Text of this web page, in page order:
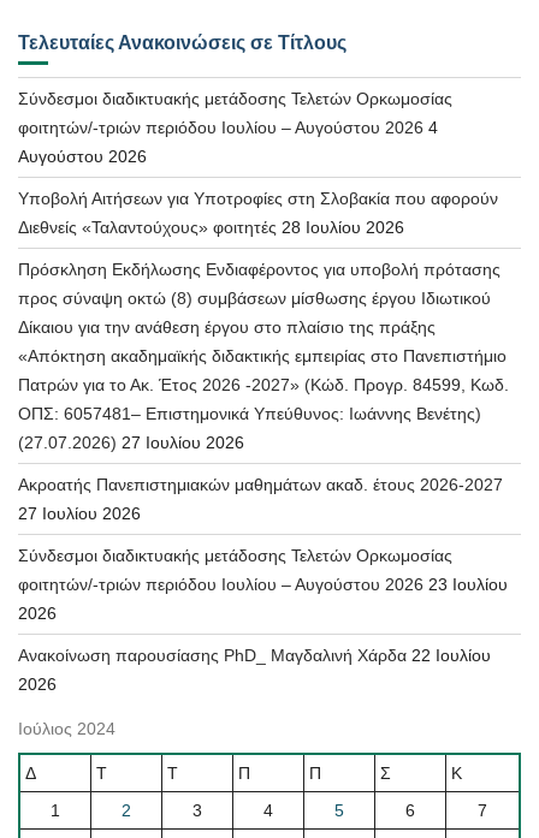
Τελευταίες Ανακοινώσεις σε Τίτλους
Σύνδεσμοι διαδικτυακής μετάδοσης Τελετών Ορκωμοσίας
φοιτητών/-τριών περιόδου Ιουλίου – Αυγούστου 2026 4
Αυγούστου 2026
Υποβολή Αιτήσεων για Υποτροφίες στη Σλοβακία που αφορούν
Διεθνείς «Ταλαντούχους» φοιτητές 28 Ιουλίου 2026
Πρόσκληση Εκδήλωσης Ενδιαφέροντος για υποβολή πρότασης
προς σύναψη οκτώ (8) συμβάσεων μίσθωσης έργου Ιδιωτικού
Δίκαιου για την ανάθεση έργου στο πλαίσιο της πράξης
«Απόκτηση ακαδημαϊκής διδακτικής εμπειρίας στο Πανεπιστήμιο
Πατρών για το Ακ. Έτος 2026 -2027» (Κώδ. Προγρ. 84599, Κωδ.
ΟΠΣ: 6057481– Επιστημονικά Υπεύθυνος: Ιωάννης Βενέτης)
(27.07.2026) 27 Ιουλίου 2026
Ακροατής Πανεπιστημιακών μαθημάτων ακαδ. έτους 2026-2027
27 Ιουλίου 2026
Σύνδεσμοι διαδικτυακής μετάδοσης Τελετών Ορκωμοσίας
φοιτητών/-τριών περιόδου Ιουλίου – Αυγούστου 2026 23 Ιουλίου
2026
Ανακοίνωση παρουσίασης PhD_ Μαγδαλινή Χάρδα 22 Ιουλίου
2026
Ιούλιος 2024
Δ Τ Τ Π Π Σ
Κ
1
2 3 4 5 6
7